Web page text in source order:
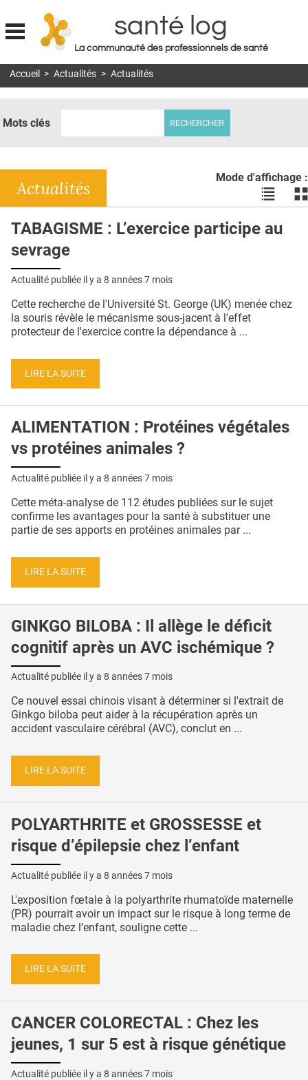
Jump to navigation
santé log
La communauté des professionnels de santé
MON COMPTE
DOSSIERS
RÉSEAUX
E-REVUE SAD
QUI SOMMES-NOUS ?
CONDITIONS GÉNÉRALES
CRÉDITS
Accueil > Actualités > Actualités
Mots clés
Mode d'affichage :
Voir
les
en
les
Actualités
TABAGISME : L’exercice participe au
sevrage
Actualité publiée il y a 8 années 7 mois
Cette recherche de l'Université St. George (UK) menée chez
la souris révèle le mécanisme sous-jacent à l'effet
protecteur de l'exercice contre la dépendance à ...
LIRE LA SUITE
ALIMENTATION : Protéines végétales
vs protéines animales ?
Actualité publiée il y a 8 années 7 mois
Cette méta-analyse de 112 études publiées sur le sujet
confirme les avantages pour la santé à substituer une
partie de ses apports en protéines animales par ...
LIRE LA SUITE
GINKGO BILOBA : Il allège le déficit
cognitif après un AVC ischémique ?
Actualité publiée il y a 8 années 7 mois
Ce nouvel essai chinois visant à déterminer si l'extrait de
Ginkgo biloba peut aider à la récupération après un
accident vasculaire cérébral (AVC), conclut en ...
LIRE LA SUITE
POLYARTHRITE et GROSSESSE et
risque d’épilepsie chez l’enfant
Actualité publiée il y a 8 années 7 mois
L'exposition fœtale à la polyarthrite rhumatoïde maternelle
(PR) pourrait avoir un impact sur le risque à long terme de
maladie chez l’enfant, souligne cette ...
LIRE LA SUITE
CANCER COLORECTAL : Chez les
jeunes, 1 sur 5 est à risque génétique
Actualité publiée il y a 8 années 7 mois